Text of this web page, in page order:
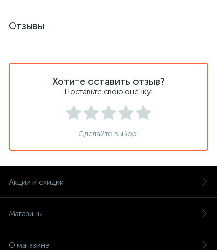
Отзывы
Хотите оставить отзыв?
Поставьте свою оценку!
Сделайте выбор!
Акции и скидки
Магазины
О магазине